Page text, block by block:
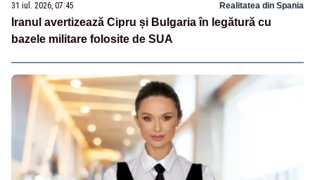
31 iul. 2026, 07:45 Realitatea din Spania
Iranul avertizează Cipru și Bulgaria în legătură cu
bazele militare folosite de SUA